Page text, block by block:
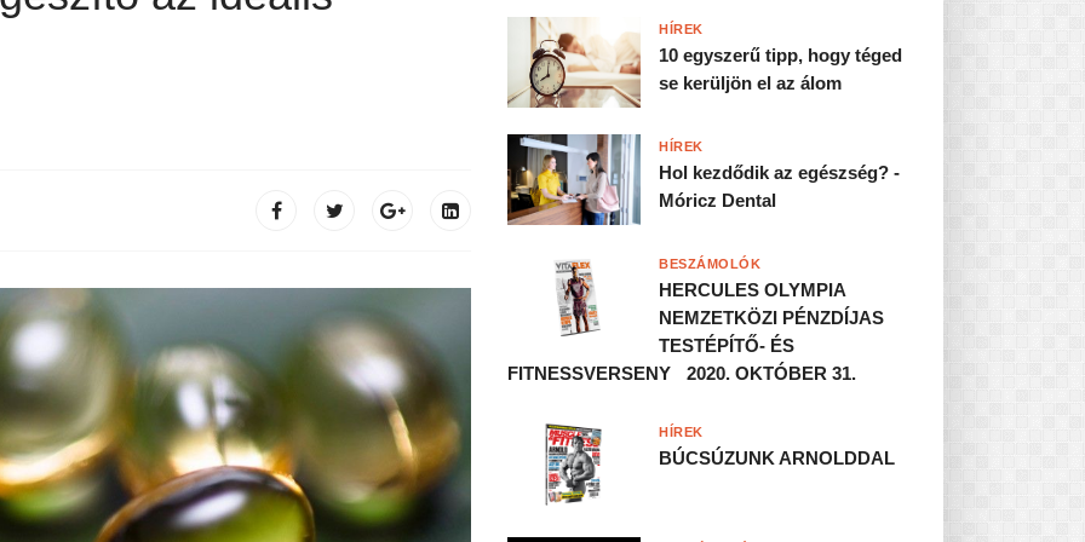
10 egyszerű tipp, hogy téged
se kerüljön el az álom
HÍREK
Hol kezdődik az egészség? -
Móricz Dental
HÍREK
HERCULES OLYMPIA
NEMZETKÖZI PÉNZDÍJAS
TESTÉPÍTŐ- ÉS
FITNESSVERSENY 2020. OKTÓBER 31.
BESZÁMOLÓK
BÚCSÚZUNK ARNOLDDAL
HÍREK